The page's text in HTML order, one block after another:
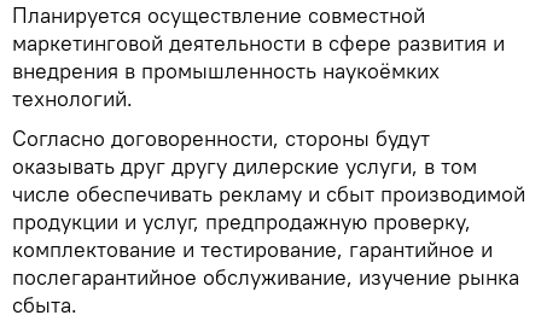
Планируется осуществление совместной
маркетинговой деятельности в сфере развития и
внедрения в промышленность наукоёмких
технологий.
Согласно договоренности, стороны будут
оказывать друг другу дилерские услуги, в том
числе обеспечивать рекламу и сбыт производимой
продукции и услуг, предпродажную проверку,
комплектование и тестирование, гарантийное и
послегарантийное обслуживание, изучение рынка
сбыта.